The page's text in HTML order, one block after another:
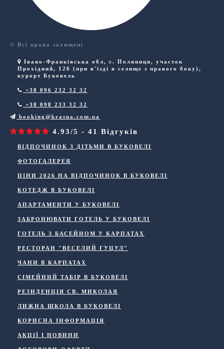
© Всі права захищені
Івано-Франківська обл, с. Поляниця, участок
Прохідний, 12б (при в'їзді в селище з правого боку),
курорт Буковель
+38 096 232 32 32
+38 098 233 32 32
booking@krasna.com.ua
4.93/5 - 41 Відгуків
ВІДПОЧИНОК З ДІТЬМИ В БУКОВЕЛІ
ФОТОГАЛЕРЕЯ
ЦІНИ 2026 НА ВІДПОЧИНОК В БУКОВЕЛІ
КОТЕДЖ В БУКОВЕЛІ
АПАРТАМЕНТИ У БУКОВЕЛІ
ЗАБРОНЮВАТИ ГОТЕЛЬ У БУКОВЕЛІ
ГОТЕЛЬ З БАСЕЙНОМ У КАРПАТАХ
РЕСТОРАН "ВЕСЕЛИЙ ГУЦУЛ"
ЧАНИ В КАРПАТАХ
СІМЕЙНИЙ ТАБІР В БУКОВЕЛІ
РЕЗИДЕНЦІЯ СВ. МИКОЛАЯ
ЛИЖНА ШКОЛА В БУКОВЕЛІ
КОРИСНА ІНФОРМАЦІЯ
АКЦІЇ І НОВИНИ